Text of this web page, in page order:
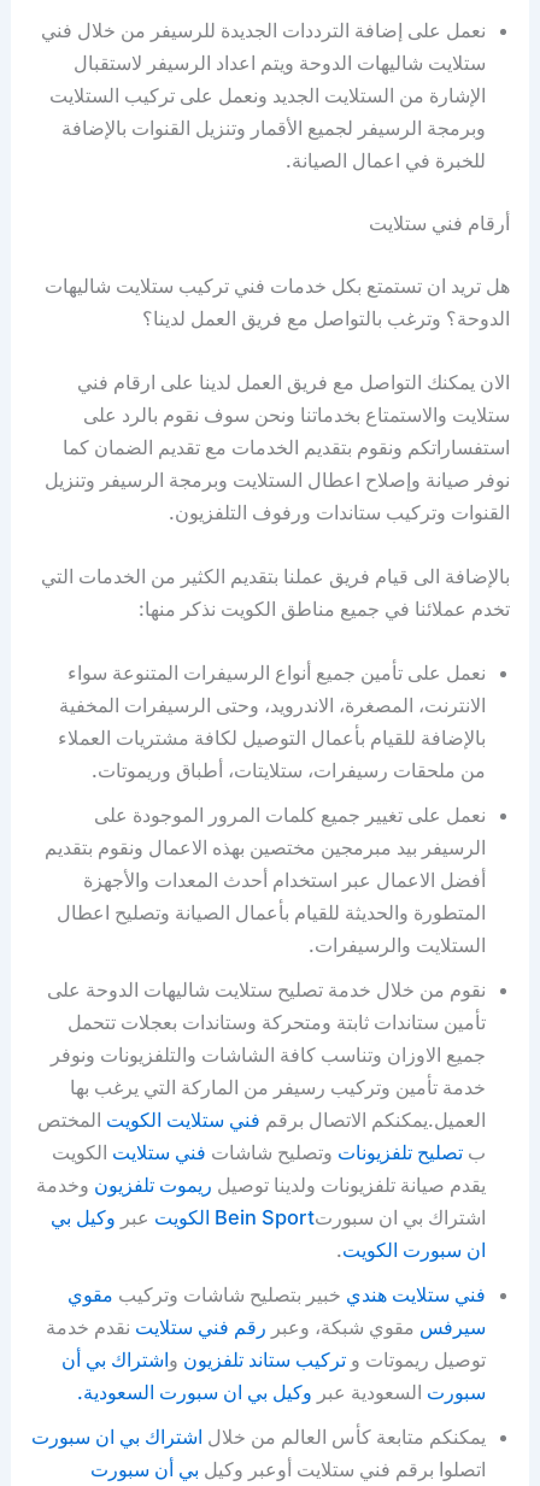
نعمل على إضافة الترددات الجديدة للرسيفر من خلال فني
ستلايت شاليهات الدوحة ويتم اعداد الرسيفر لاستقبال
الإشارة من الستلايت الجديد ونعمل على تركيب الستلايت
وبرمجة الرسيفر لجميع الأقمار وتنزيل القنوات بالإضافة
للخبرة في اعمال الصيانة.
أرقام فني ستلايت
هل تريد ان تستمتع بكل خدمات فني تركيب ستلايت شاليهات
الدوحة؟ وترغب بالتواصل مع فريق العمل لدينا؟
الان يمكنك التواصل مع فريق العمل لدينا على ارقام فني
ستلايت والاستمتاع بخدماتنا ونحن سوف نقوم بالرد على
استفساراتكم ونقوم بتقديم الخدمات مع تقديم الضمان كما
نوفر صيانة وإصلاح اعطال الستلايت وبرمجة الرسيفر وتنزيل
القنوات وتركيب ستاندات ورفوف التلفزيون.
بالإضافة الى قيام فريق عملنا بتقديم الكثير من الخدمات التي
تخدم عملائنا في جميع مناطق الكويت نذكر منها:
نعمل على تأمين جميع أنواع الرسيفرات المتنوعة سواء
الانترنت، المصغرة، الاندرويد، وحتى الرسيفرات المخفية
بالإضافة للقيام بأعمال التوصيل لكافة مشتريات العملاء
من ملحقات رسيفرات، ستلايتات، أطباق وريموتات.
نعمل على تغيير جميع كلمات المرور الموجودة على
الرسيفر بيد مبرمجين مختصين بهذه الاعمال ونقوم بتقديم
أفضل الاعمال عبر استخدام أحدث المعدات والأجهزة
المتطورة والحديثة للقيام بأعمال الصيانة وتصليح اعطال
الستلايت والرسيفرات.
نقوم من خلال خدمة تصليح ستلايت شاليهات الدوحة على
تأمين ستاندات ثابتة ومتحركة وستاندات بعجلات تتحمل
جميع الاوزان وتناسب كافة الشاشات والتلفزيونات ونوفر
خدمة تأمين وتركيب رسيفر من الماركة التي يرغب بها
العميل.يمكنكم الاتصال برقم فني ستلايت الكويت المختص
بتصليح تلفزيونات وتصليح شاشات فني ستلايت الكويت
يقدم صيانة تلفزيونات ولدينا توصيل ريموت تلفزيون وخدمة
اشتراك بي ان سبورتBein Sport الكويت عبر وكيل بي
ان سبورت الكويت.
فني ستلايت هندي خبير بتصليح شاشات وتركيب مقوي
سيرفس مقوي شبكة، وعبر رقم فني ستلايت نقدم خدمة
توصيل ريموتات وتركيب ستاند تلفزيون واشتراك بي أن
سبورت السعودية عبر وكيل بي ان سبورت السعودية.
يمكنكم متابعة كأس العالم من خلال اشتراك بي ان سبورت
اتصلوا برقم فني ستلايت أوعبر وكيل بي أن سبورت